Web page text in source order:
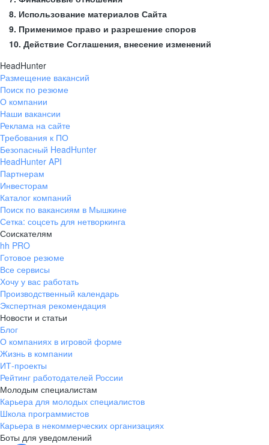
8. Использование материалов Сайта
9. Применимое право и разрешение споров
10. Действие Соглашения, внесение изменений
HeadHunter
Размещение вакансий
Поиск по резюме
О компании
Наши вакансии
Реклама на сайте
Требования к ПО
Безопасный HeadHunter
HeadHunter API
Партнерам
Инвесторам
Каталог компаний
Поиск по вакансиям в Мышкине
Сетка: соцсеть для нетворкинга
Соискателям
hh PRO
Готовое резюме
Все сервисы
Хочу у вас работать
Производственный календарь
Экспертная рекомендация
Новости и статьи
Блог
О компаниях в игровой форме
Жизнь в компании
ИТ-проекты
Рейтинг работодателей России
Молодым специалистам
Карьера для молодых специалистов
Школа программистов
Карьера в некоммерческих организациях
Боты для уведомлений